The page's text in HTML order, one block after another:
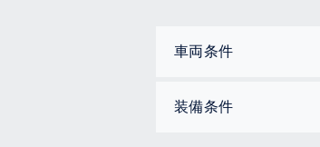
車両条件
装備条件